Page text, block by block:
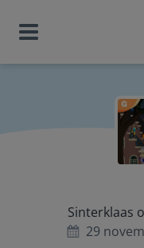
Sinterklaas
29